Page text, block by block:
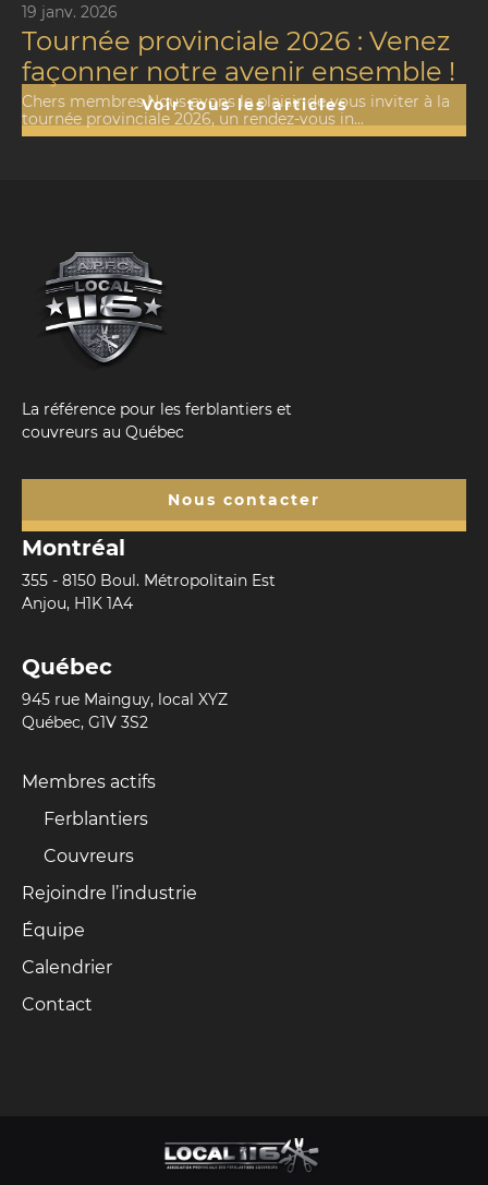
19 janv. 2026
Tournée provinciale 2026 : Venez
façonner notre avenir ensemble !
Chers membres,Nous avons le plaisir de vous inviter à la
tournée provinciale 2026, un rendez-vous in...
Voir tous les articles
La référence pour les ferblantiers et
couvreurs au Québec
Nous contacter
Montréal
355 - 8150 Boul. Métropolitain Est
Anjou, H1K 1A4
Québec
945 rue Mainguy, local XYZ
Québec, G1V 3S2
Membres actifs
Ferblantiers
Couvreurs
Rejoindre l’industrie
Équipe
Calendrier
Contact